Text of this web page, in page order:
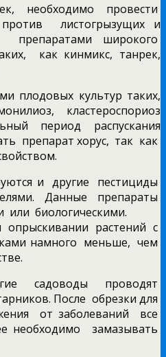
необходимо провести
листогрызущих и
широкого
как кинмикс, танрек,
плодовых культур таких,
кластероспориоз
период распускания
препарат хорус, так как
и другие пестициды
Данные препараты
или биологическими.
опрыскивании растений с
намного меньше, чем
садоводы проводят
После обрезки для
от заболеваний все
замазывать